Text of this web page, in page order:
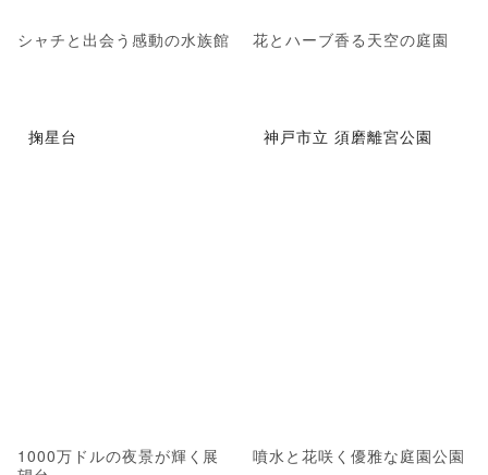
シャチと出会う感動の水族館 花とハーブ香る天空の庭園
掬星台
1000万ドルの夜景が輝く展
神戸市立 須磨離宮公園
噴水と花咲く優雅な庭園公園